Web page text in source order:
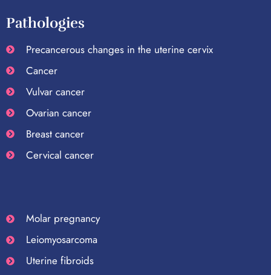
Pathologies
Precancerous changes in the uterine cervix
Cancer
Vulvar cancer
Ovarian cancer
Breast cancer
Cervical cancer
Molar pregnancy
Leiomyosarcoma
Uterine fibroids